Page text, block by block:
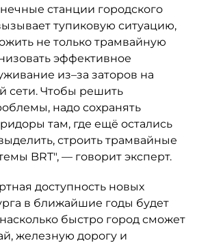
станции городского
тупиковую ситуацию,
не только трамвайную
эффективное
из–за заторов на
сети. Чтобы решить
надо сохранять
там, где ещё остались
строить трамвайные
BRT", — говорит эксперт.
доступность новых
в ближайшие годы будет
насколько быстро город сможет
железную дорогу и